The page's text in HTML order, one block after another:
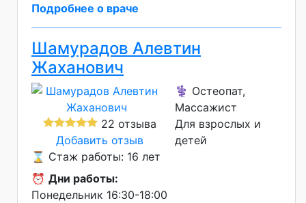
Подробнее о враче
Шамурадов Алевтин
Жаханович
22 отзыва
Добавить отзыв
⚕️ Остеопат,
Массажист
Для взрослых и
детей
⌛ Стаж работы: 16 лет
⏰ Дни работы:
Понедельник 16:30-18:00